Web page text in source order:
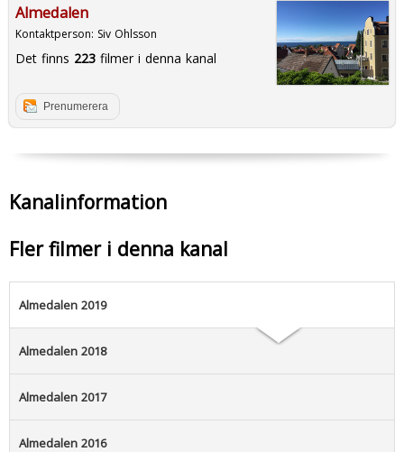
Almedalen
Kontaktperson: Siv Ohlsson
Det finns 223filmer i denna kanal
Prenumerera
Kanalinformation
Fler filmer i denna kanal
Almedalen 2019
Almedalen 2018
Almedalen 2017
Almedalen 2016